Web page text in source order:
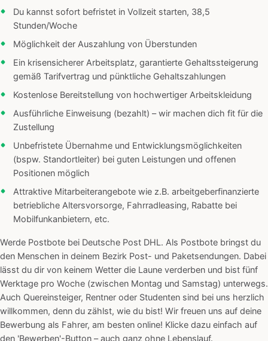
Du kannst sofort befristet in Vollzeit starten, 38,5
Stunden/Woche
Möglichkeit der Auszahlung von Überstunden
Ein krisensicherer Arbeitsplatz, garantierte Gehaltssteigerung
gemäß Tarifvertrag und pünktliche Gehaltszahlungen
Kostenlose Bereitstellung von hochwertiger Arbeitskleidung
Ausführliche Einweisung (bezahlt) – wir machen dich fit für die
Zustellung
Unbefristete Übernahme und Entwicklungsmöglichkeiten
(bspw. Standortleiter) bei guten Leistungen und offenen
Positionen möglich
Attraktive Mitarbeiterangebote wie z.B. arbeitgeberfinanzierte
betriebliche Altersvorsorge, Fahrradleasing, Rabatte bei
Mobilfunkanbietern, etc.
Werde Postbote bei Deutsche Post DHL. Als Postbote bringst du
den Menschen in deinem Bezirk Post- und Paketsendungen. Dabei
lässt du dir von keinem Wetter die Laune verderben und bist fünf
Werktage pro Woche (zwischen Montag und Samstag) unterwegs.
Auch Quereinsteiger, Rentner oder Studenten sind bei uns herzlich
willkommen, denn du zählst, wie du bist! Wir freuen uns auf deine
Bewerbung als Fahrer, am besten online! Klicke dazu einfach auf
den 'Bewerben'-Button – auch ganz ohne Lebenslauf.